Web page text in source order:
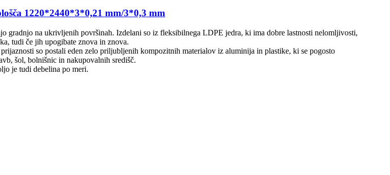
1220*2440*3*0,21 mm/3*0,3 mm
na ukrivljenih površinah. Izdelani so iz fleksibilnega LDPE jedra, ki ima dobre lastnosti nelomljivosti,
tudi če jih upogibate znova in znova.
so postali eden zelo priljubljenih kompozitnih materialov iz aluminija in plastike, ki se pogosto
šol, bolnišnic in nakupovalnih središč.
je tudi debelina po meri.